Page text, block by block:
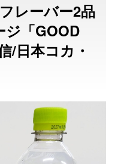
レーバー2品
ジ「GOOD
/日本コカ・